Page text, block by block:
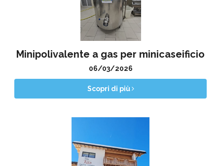
Minipolivalente a gas per minicaseificio
06/03/2026
Scopri di più